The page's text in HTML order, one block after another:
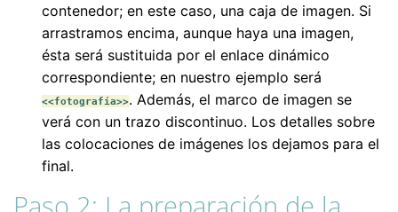
contenedor; en este caso, una caja de imagen. Si
arrastramos encima, aunque haya una imagen,
ésta será sustituida por el enlace dinámico
correspondiente; en nuestro ejemplo será
<<fotografía>>. Además, el marco de imagen se
verá con un trazo discontinuo. Los detalles sobre
las colocaciones de imágenes los dejamos para el
final.
Paso 2: La preparación de la